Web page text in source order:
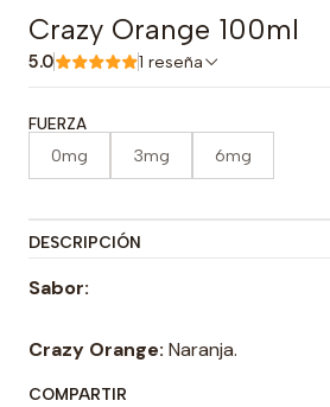
Crazy Orange 100ml
5.0 1 reseña
FUERZA
0mg 3mg 6mg
DESCRIPCIÓN
Sabor:
Crazy Orange: Naranja.
COMPARTIR